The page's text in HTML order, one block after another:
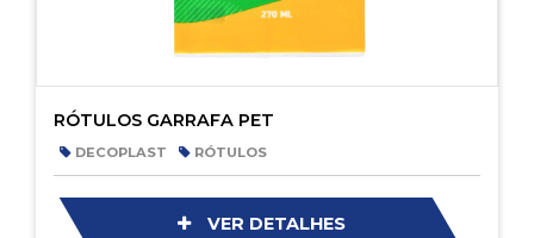
RÓTULOS GARRAFA PET
DECOPLAST RÓTULOS
VER DETALHES